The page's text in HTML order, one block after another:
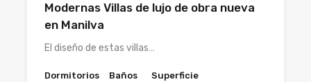
Modernas Villas de lujo de obra nueva
en Manilva
El diseño de estas villas…
Dormitorios Baños Superficie